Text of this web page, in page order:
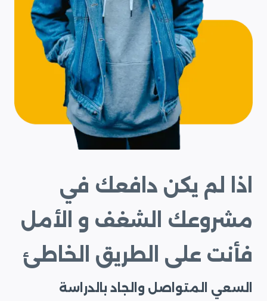
اذا لم يكن دافعك في
مشروعك الشغف و الأمل
فأنت على الطريق الخاطئ
السعي المتواصل والجاد بالدراسة